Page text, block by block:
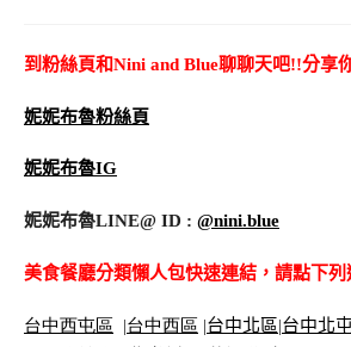
到粉絲頁和Nini and Blue聊聊天吧!!分享
妮妮布魯粉絲頁
妮妮布魯IG
妮妮布魯LINE@ ID : @nini.blue
美食餐廳分類懶人包快速連結，請點下列
台中西屯區 |台中西區 |台中北區|台中北